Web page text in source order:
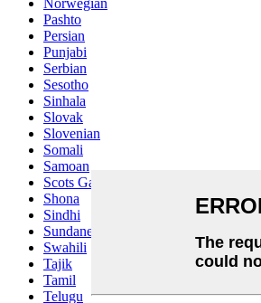
Pashto
Persian
Punjabi
Serbian
Sesotho
Sinhala
Slovak
Slovenian
Somali
Samoan
Scots Gaelic
Shona
Sindhi
Sundanese
Swahili
Tajik
Tamil
Telugu